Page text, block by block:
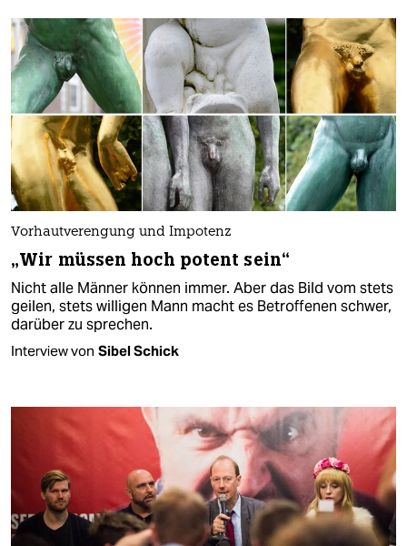
Vorhautverengung und Impotenz
„Wir müssen hoch potent sein“
Nicht alle Männer können immer. Aber das Bild vom stets
geilen, stets willigen Mann macht es Betroffenen schwer,
darüber zu sprechen.
Interview von Sibel Schick